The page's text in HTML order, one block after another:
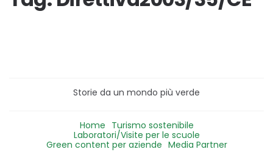
Storie da un mondo più verde
Home Turismo sostenibile
Laboratori/Visite per le scuole
Green content per aziende Media Partner